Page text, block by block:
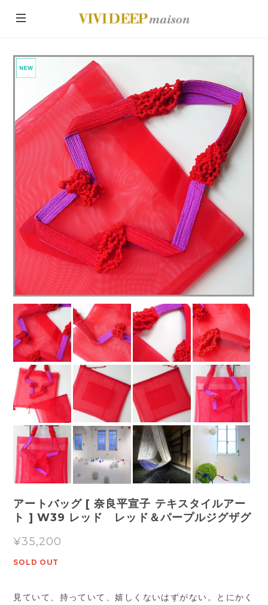
アートバッグ [ 奈良平宣子 テキスタイルアー
ト ] W39 レッド レッド＆パープルジグザグ
¥35,200
SOLD OUT
見ていて、持っていて、嬉しくないはずがない。とにかく